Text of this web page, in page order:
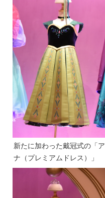
新たに加わった戴冠式の「ア
ナ（プレミアムドレス）」